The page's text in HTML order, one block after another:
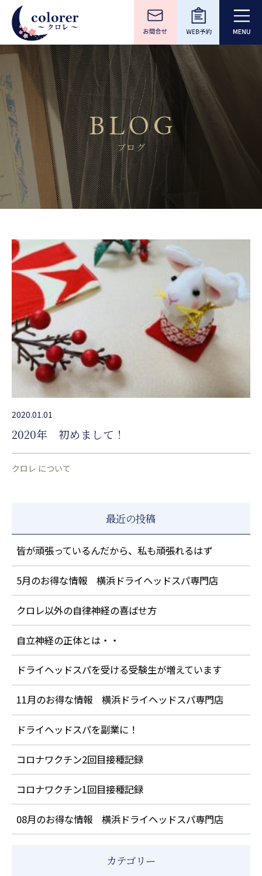
BLOG
ブログ
2020.01.01
2020年 初めまして！
クロレ について
最近の投稿
皆が頑張っているんだから、私も頑張れるはず
5月のお得な情報 横浜ドライヘッドスパ専門店
クロレ以外の自律神経の喜ばせ方
自立神経の正体とは・・
ドライヘッドスパを受ける受験生が増えています
11月のお得な情報 横浜ドライヘッドスパ専門店
ドライヘッドスパを副業に！
コロナワクチン2回目接種記録
コロナワクチン1回目接種記録
08月のお得な情報 横浜ドライヘッドスパ専門店
カテゴリー